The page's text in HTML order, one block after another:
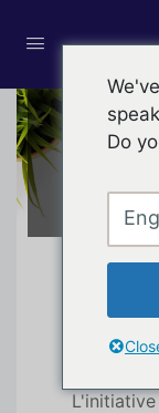
A
pour les
Do